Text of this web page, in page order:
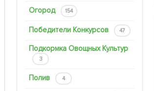
Огород 154
Победители Конкурсов 47
Подкормка Овощных Культур
3
Полив 4